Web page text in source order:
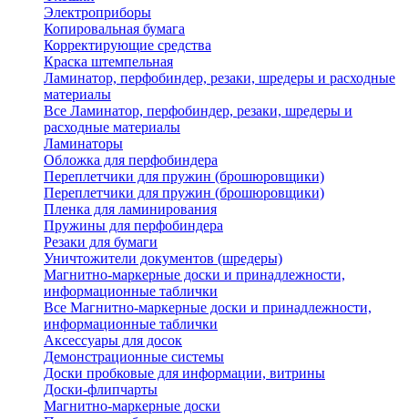
Электроприборы
Копировальная бумага
Корректирующие средства
Краска штемпельная
Ламинатор, перфобиндер, резаки, шредеры и расходные
материалы
Все Ламинатор, перфобиндер, резаки, шредеры и
расходные материалы
Ламинаторы
Обложка для перфобиндера
Переплетчики для пружин (брошюровщики)
Переплетчики для пружин (брошюровщики)
Пленка для ламинирования
Пружины для перфобиндера
Резаки для бумаги
Уничтожители документов (шредеры)
Магнитно-маркерные доски и принадлежности,
информационные таблички
Все Магнитно-маркерные доски и принадлежности,
информационные таблички
Аксессуары для досок
Демонстрационные системы
Доски пробковые для информации, витрины
Доски-флипчарты
Магнитно-маркерные доски